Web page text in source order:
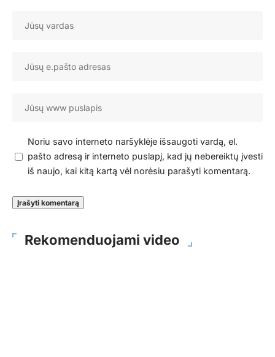
Noriu savo interneto naršyklėje išsaugoti vardą, el.
pašto adresą ir interneto puslapį, kad jų nebereiktų įvesti
iš naujo, kai kitą kartą vėl norėsiu parašyti komentarą.
Rekomenduojami video